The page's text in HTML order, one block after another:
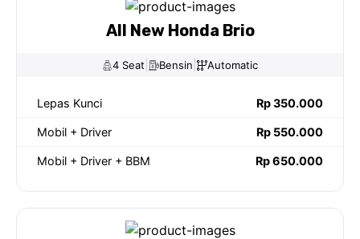
All New Honda Brio
4 Seat Bensin Automatic
Lepas Kunci Rp 350.000
Mobil + Driver Rp 550.000
Mobil + Driver + BBM Rp 650.000